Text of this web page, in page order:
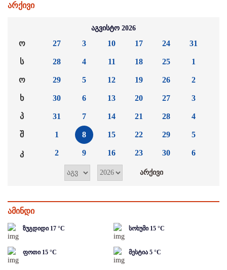
არქივი
აგვისტო 2026
ო
ს
ო
ხ
პ
შ
კ
27
28
29
30
31
1
2
3
4
5
6
7
8
9
10
11
12
13
14
15
16
17
18
19
20
21
22
23
24
25
26
27
28
29
30
31
1
2
3
4
5
6
ამინდი
ზუგდიდი 17 °C სოხუმი 15 °C
ფოთი 15 °C მესტია 5 °C